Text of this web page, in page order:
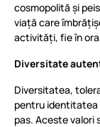
cosmopolită și
viață care
activități, fie în
Diversitate
Diversitatea,
pentru identitatea
pas. Aceste